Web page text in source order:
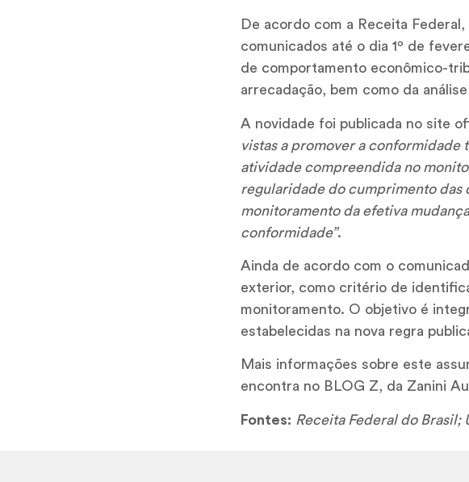
De acordo com a Receita
comunicados até o dia 1º de
de comportamento econômico-
arrecadação, bem como da
A novidade foi publicada no site
vistas a promover a
atividade compreendida no
regularidade do cumprimento das
monitoramento da efetiva
conformidade”.
Ainda de acordo com o
exterior, como critério de
monitoramento. O objetivo é
estabelecidas na nova regra
Mais informações sobre este
encontra no BLOG Z, da Zanini
Fontes: Receita Federal do Brasil;